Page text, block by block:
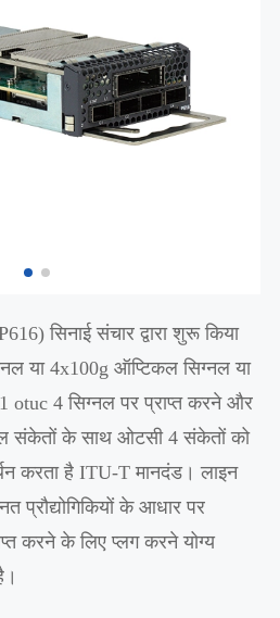
सिनाई संचार द्वारा शुरू किया
या 4x100g ऑप्टिकल सिग्नल या
otuc 4 सिग्नल पर प्राप्त करने और
संकेतों के साथ ओटसी 4 संकेतों को
करता है ITU-T मानदंड। लाइन
प्रौद्योगिकियों के आधार पर
करने के लिए प्लग करने योग्य